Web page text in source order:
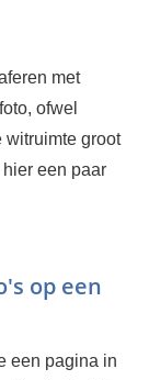
met
ofwel
witruimte groot
een paar
op een
een pagina in